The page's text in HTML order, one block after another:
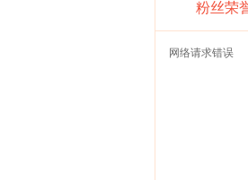
粉丝荣
网络请求错误